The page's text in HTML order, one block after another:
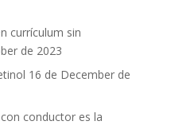
currículum sin
de 2023
16 de December de
conductor es la